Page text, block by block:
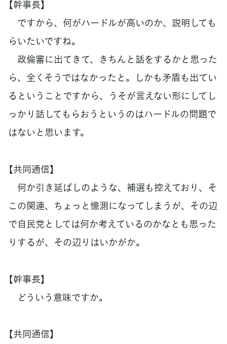
【幹事長】
ですから、何がハードルが高いのか、説明しても
らいたいですね。
政倫審に出てきて、きちんと話をするかと思った
ら、全くそうではなかったと。しかも矛盾も出てい
るということですから、うそが言えない形にしてし
っかり話してもらおうというのはハードルの問題で
はないと思います。
【共同通信】
何か引き延ばしのような、補選も控えており、そ
この関連、ちょっと憶測になってしまうが、その辺
で自民党としては何か考えているのかなとも思った
りするが、その辺りはいかがか。
【幹事長】
どういう意味ですか。
【共同通信】